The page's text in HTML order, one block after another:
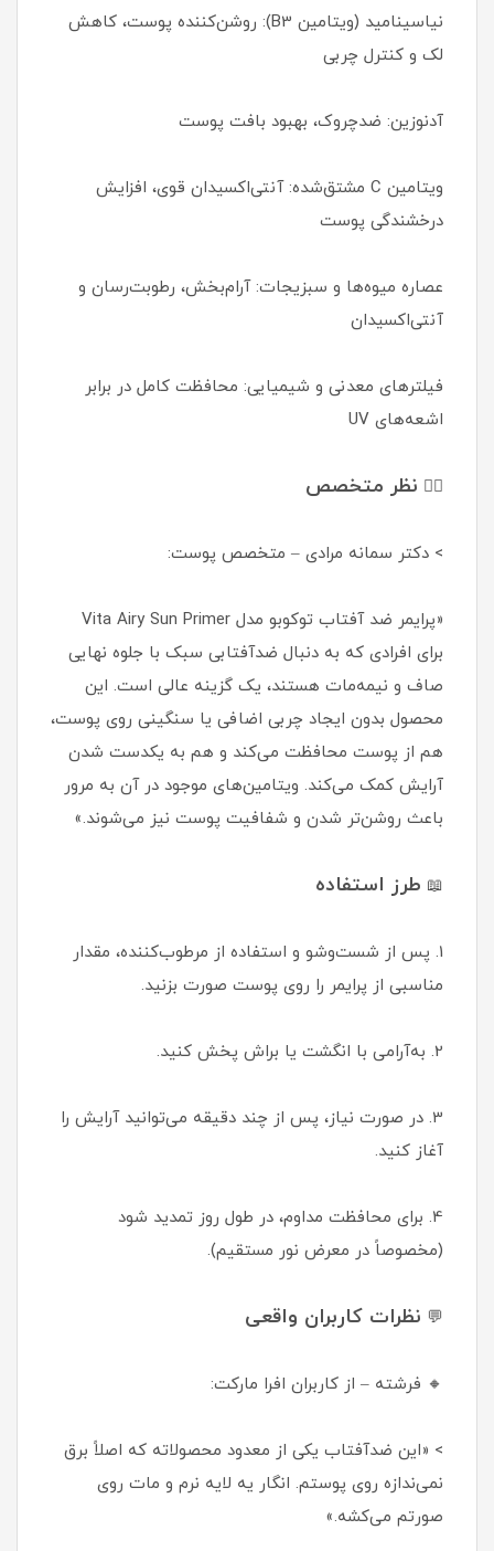
نیاسینامید (ویتامین B3): روشن‌کننده پوست، کاهش
لک و کنترل چربی
آدنوزین: ضدچروک، بهبود بافت پوست
ویتامین C مشتق‌شده: آنتی‌اکسیدان قوی، افزایش
درخشندگی پوست
عصاره میوه‌ها و سبزیجات: آرام‌بخش، رطوبت‌رسان و
آنتی‌اکسیدان
فیلترهای معدنی و شیمیایی: محافظت کامل در برابر
اشعه‌های UV
👩‍⚕️ نظر متخصص
> دکتر سمانه مرادی – متخصص پوست:
«پرایمر ضد آفتاب توکوبو مدل Vita Airy Sun Primer
برای افرادی که به دنبال ضدآفتابی سبک با جلوه نهایی
صاف و نیمه‌مات هستند، یک گزینه عالی است. این
محصول بدون ایجاد چربی اضافی یا سنگینی روی پوست،
هم از پوست محافظت می‌کند و هم به یکدست شدن
آرایش کمک می‌کند. ویتامین‌های موجود در آن به مرور
باعث روشن‌تر شدن و شفافیت پوست نیز می‌شوند.»
📖 طرز استفاده
1. پس از شست‌وشو و استفاده از مرطوب‌کننده، مقدار
مناسبی از پرایمر را روی پوست صورت بزنید.
2. به‌آرامی با انگشت یا براش پخش کنید.
3. در صورت نیاز، پس از چند دقیقه می‌توانید آرایش را
آغاز کنید.
4. برای محافظت مداوم، در طول روز تمدید شود
(مخصوصاً در معرض نور مستقیم).
💬 نظرات کاربران واقعی
🔸 فرشته – از کاربران افرا مارکت:
> «این ضدآفتاب یکی از معدود محصولاته که اصلاً برق
نمی‌ندازه روی پوستم. انگار یه لایه نرم و مات روی
صورتم می‌کشه.»